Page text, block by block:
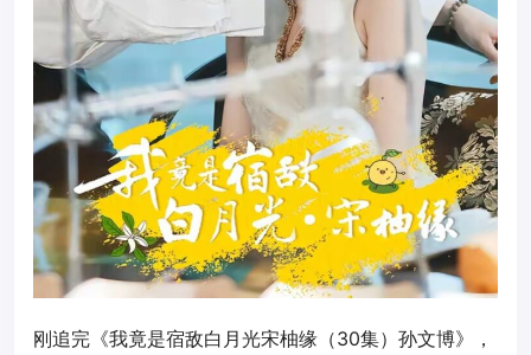
刚追完《我竟是宿敌白月光宋柚缘（30集）孙文博》，